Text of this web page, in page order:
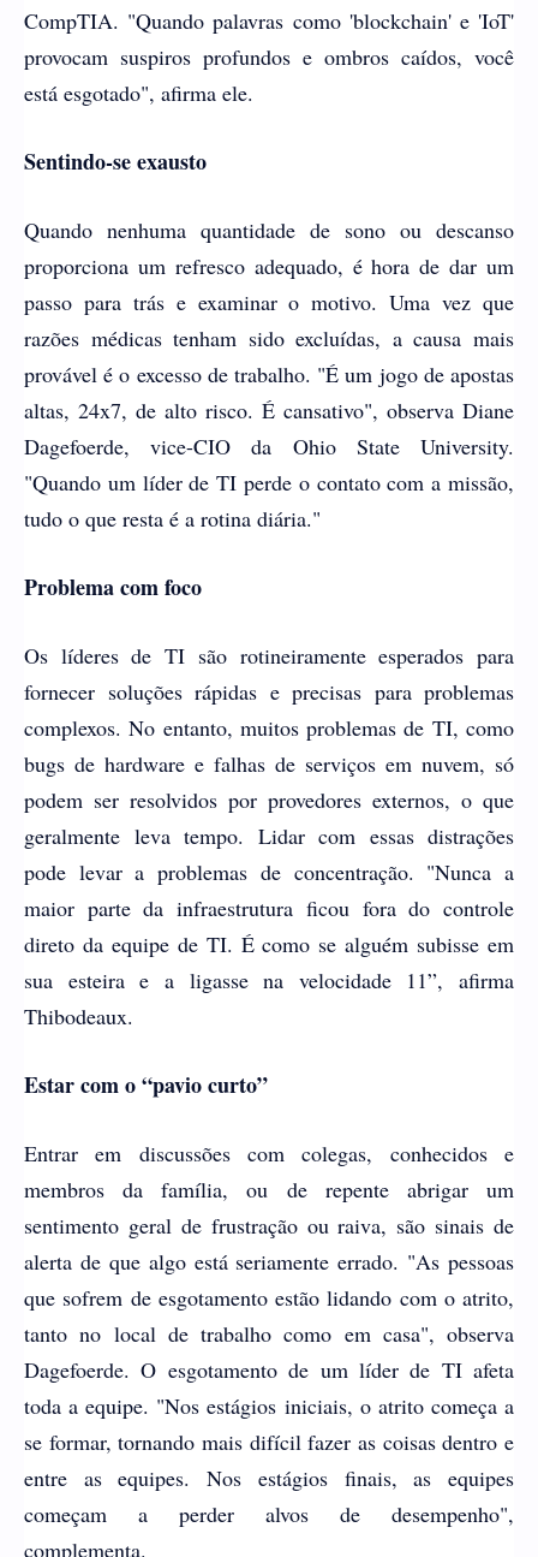
CompTIA. "Quando palavras como 'blockchain' e 'IoT'
provocam suspiros profundos e ombros caídos, você
está esgotado", afirma ele.
Sentindo-se exausto
Quando nenhuma quantidade de sono ou descanso
proporciona um refresco adequado, é hora de dar um
passo para trás e examinar o motivo. Uma vez que
razões médicas tenham sido excluídas, a causa mais
provável é o excesso de trabalho. "É um jogo de apostas
altas, 24x7, de alto risco. É cansativo", observa Diane
Dagefoerde, vice-CIO da Ohio State University.
"Quando um líder de TI perde o contato com a missão,
tudo o que resta é a rotina diária."
Problema com foco
Os líderes de TI são rotineiramente esperados para
fornecer soluções rápidas e precisas para problemas
complexos. No entanto, muitos problemas de TI, como
bugs de hardware e falhas de serviços em nuvem, só
podem ser resolvidos por provedores externos, o que
geralmente leva tempo. Lidar com essas distrações
pode levar a problemas de concentração. "Nunca a
maior parte da infraestrutura ficou fora do controle
direto da equipe de TI. É como se alguém subisse em
sua esteira e a ligasse na velocidade 11”, afirma
Thibodeaux.
Estar com o “pavio curto”
Entrar em discussões com colegas, conhecidos e
membros da família, ou de repente abrigar um
sentimento geral de frustração ou raiva, são sinais de
alerta de que algo está seriamente errado. "As pessoas
que sofrem de esgotamento estão lidando com o atrito,
tanto no local de trabalho como em casa", observa
Dagefoerde. O esgotamento de um líder de TI afeta
toda a equipe. "Nos estágios iniciais, o atrito começa a
se formar, tornando mais difícil fazer as coisas dentro e
entre as equipes. Nos estágios finais, as equipes
começam a perder alvos de desempenho",
complementa.